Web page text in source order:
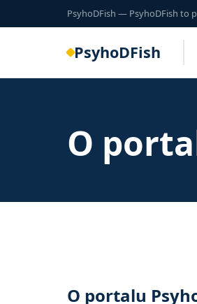
PsyhoDFish — PsyhoDFish to
PsyhoDFish
O
O portalu